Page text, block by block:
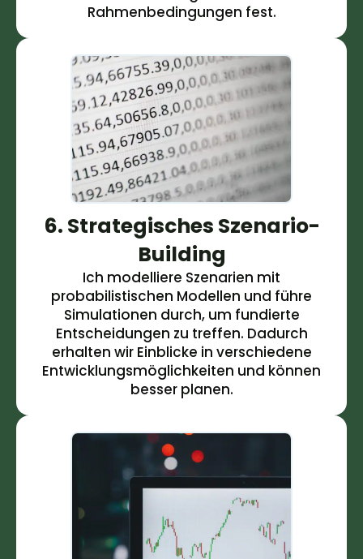
Rahmenbedingungen fest.
6. Strategisches Szenario-
Building
Ich modelliere Szenarien mit
probabilistischen Modellen und führe
Simulationen durch, um fundierte
Entscheidungen zu treffen. Dadurch
erhalten wir Einblicke in verschiedene
Entwicklungsmöglichkeiten und können
besser planen.